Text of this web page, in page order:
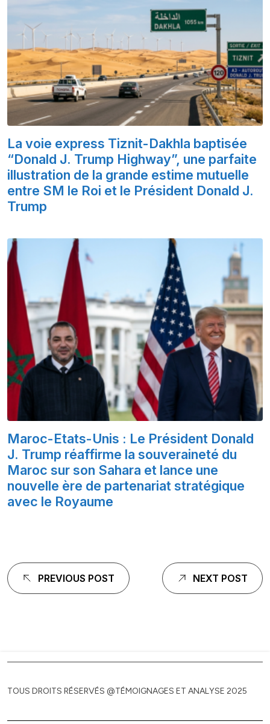
La voie express Tiznit-Dakhla baptisée
“Donald J. Trump Highway”, une parfaite
illustration de la grande estime mutuelle
entre SM le Roi et le Président Donald J.
Trump
Maroc-Etats-Unis : Le Président Donald
J. Trump réaffirme la souveraineté du
Maroc sur son Sahara et lance une
nouvelle ère de partenariat stratégique
avec le Royaume
Navigation
de
PREVIOUS POST NEXT POST
TOUS DROITS RÉSERVÉS @TÉMOIGNAGES ET ANALYSE 2025